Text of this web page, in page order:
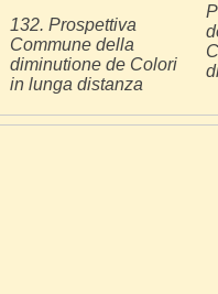
132. Prospettiva
Commune della
diminutione de Colori
in lunga distanza